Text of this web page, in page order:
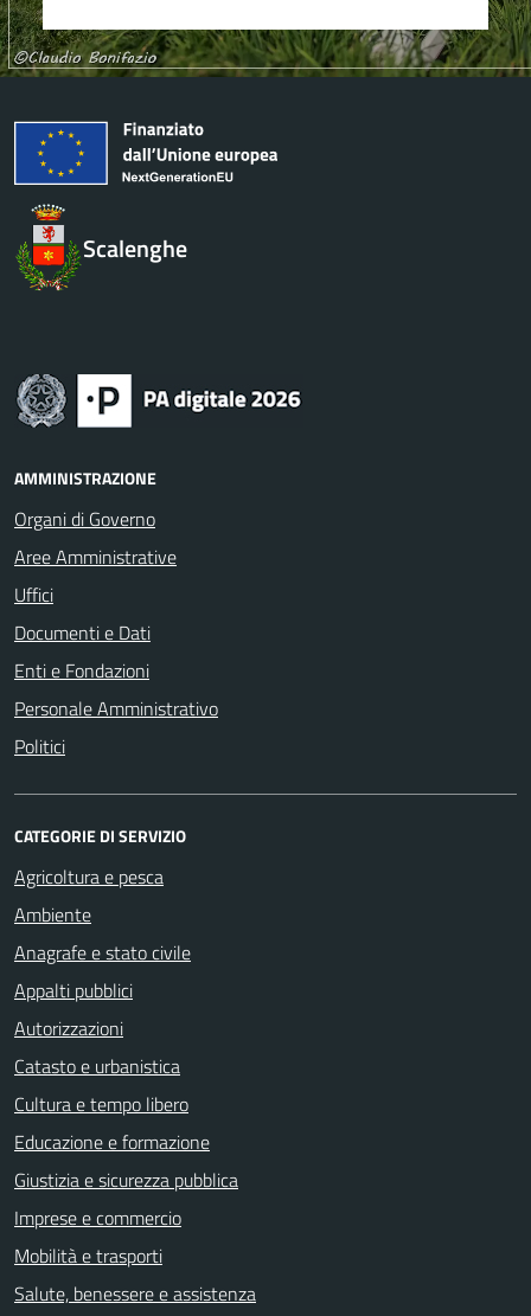
Scalenghe
AMMINISTRAZIONE
Organi di Governo
Aree Amministrative
Uffici
Documenti e Dati
Enti e Fondazioni
Personale Amministrativo
Politici
CATEGORIE DI SERVIZIO
Agricoltura e pesca
Ambiente
Anagrafe e stato civile
Appalti pubblici
Autorizzazioni
Catasto e urbanistica
Cultura e tempo libero
Educazione e formazione
Giustizia e sicurezza pubblica
Imprese e commercio
Mobilità e trasporti
Salute, benessere e assistenza